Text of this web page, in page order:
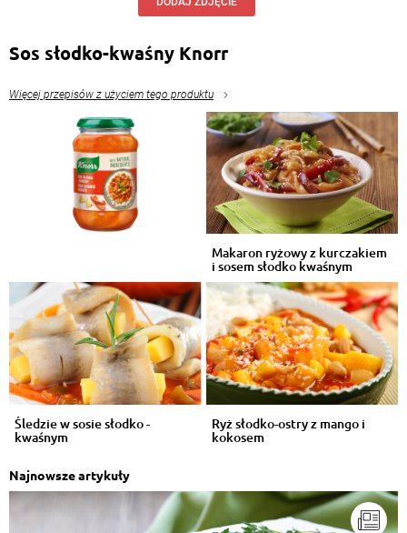
Sos słodko-kwaśny Knorr
Więcej przepisów z użyciem tego produktu
Makaron ryżowy z kurczakiem
i sosem słodko kwaśnym
Śledzie w sosie słodko -
kwaśnym
Ryż słodko-ostry z mango i
kokosem
Najnowsze artykuły